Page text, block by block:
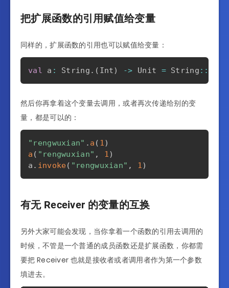
把扩展函数的引用赋值给变量
同样的，扩展函数的引用也可以赋值给变量：
val a : String . ( Int) -> Unit = String ::
然后你再拿着这个变量去调用，或者再次传递给别的变
量，都是可以的：
"rengwuxian" . a ( 1 )
a ( "rengwuxian" , 1 )
a . invoke( "rengwuxian" , 1 )
有无 Receiver 的变量的互换
另外大家可能会发现，当你拿着一个函数的引用去调用的
时候，不管是一个普通的成员函数还是扩展函数，你都需
要把 Receiver 也就是接收者或者调用者作为第一个参数
填进去。